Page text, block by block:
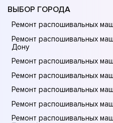
ВЫБОР ГОРОДА
Ремонт распошивальных
Ремонт распошивальных
Донy
Ремонт распошивальных
Ремонт распошивальных
Ремонт распошивальных
Ремонт распошивальных
Ремонт распошивальных